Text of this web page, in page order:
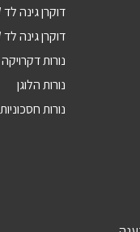
דוקרן גינה לד 8W
דוקרן גינה לד 10W
נורות דקרויקה
נורות הלוגן
נורות חסכוניות